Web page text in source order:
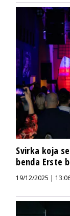
Svirka koja
benda Erste
19/12/2025 |